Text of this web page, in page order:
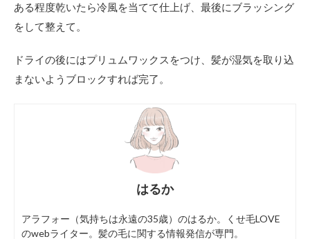
ある程度乾いたら冷風を当てて仕上げ、最後にブラッシング
をして整えて。
ドライの後にはプリュムワックスをつけ、髪が湿気を取り込
まないようブロックすれば完了。
はるか
アラフォー（気持ちは永遠の35歳）のはるか。くせ毛LOVE
のwebライター。髪の毛に関する情報発信が専門。